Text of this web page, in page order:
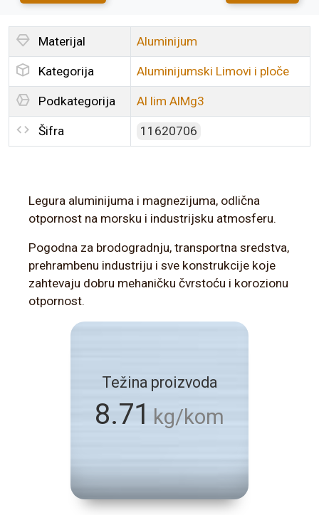
Materijal Aluminijum
Kategorija Aluminijumski Limovi i ploče
Podkategorija Al lim AlMg3
Šifra 11620706
Legura aluminijuma i magnezijuma, odlična
otpornost na morsku i industrijsku atmosferu.
Pogodna za brodogradnju, transportna sredstva,
prehrambenu industriju i sve konstrukcije koje
zahtevaju dobru mehaničku čvrstoću i korozionu
otpornost.
Težina proizvoda
8.71 kg/kom